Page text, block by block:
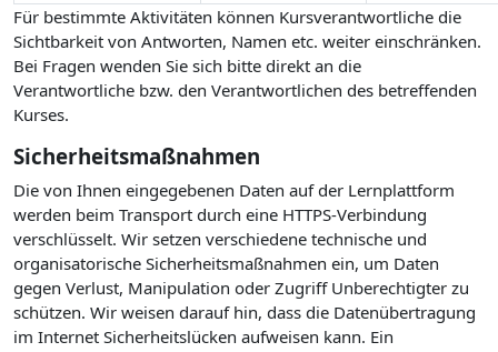
Für bestimmte Aktivitäten können Kursverantwortliche die
Sichtbarkeit von Antworten, Namen etc. weiter einschränken.
Bei Fragen wenden Sie sich bitte direkt an die
Verantwortliche bzw. den Verantwortlichen des betreffenden
Kurses.
Sicherheitsmaßnahmen
Die von Ihnen eingegebenen Daten auf der Lernplattform
werden beim Transport durch eine HTTPS-Verbindung
verschlüsselt. Wir setzen verschiedene technische und
organisatorische Sicherheitsmaßnahmen ein, um Daten
gegen Verlust, Manipulation oder Zugriff Unberechtigter zu
schützen. Wir weisen darauf hin, dass die Datenübertragung
im Internet Sicherheitslücken aufweisen kann. Ein